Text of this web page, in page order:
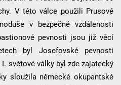
V této válce použili Prusové
v bezpečné vzdálenosti
pevnosti jsou již věcí
byl Josefovské pevnosti
světové války byl zde zajatecký
sloužila německé okupantské